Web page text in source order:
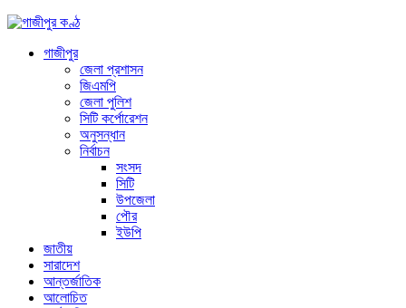
গাজীপুর
জেলা প্রশাসন
জিএমপি
জেলা পুলিশ
সিটি কর্পোরেশন
অনুসন্ধান
নির্বাচন
সংসদ
সিটি
উপজেলা
পৌর
ইউপি
জাতীয়
সারাদেশ
আন্তর্জাতিক
আলোচিত